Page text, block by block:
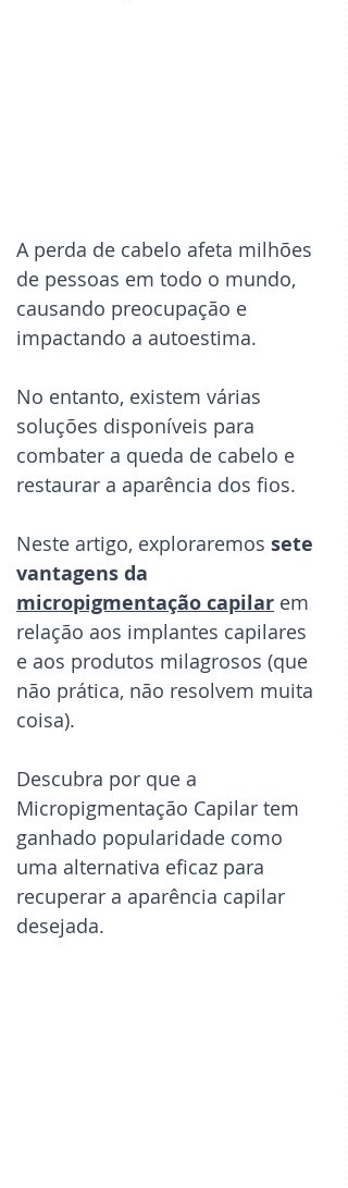
A perda de cabelo afeta milhões
de pessoas em todo o mundo,
causando preocupação e
impactando a autoestima.
No entanto, existem várias
soluções disponíveis para
combater a queda de cabelo e
restaurar a aparência dos fios.
Neste artigo, exploraremos sete
vantagens da
micropigmentação capilar em
relação aos implantes capilares
e aos produtos milagrosos (que
não prática, não resolvem muita
coisa).
Descubra por que a
Micropigmentação Capilar tem
ganhado popularidade como
uma alternativa eficaz para
recuperar a aparência capilar
desejada.